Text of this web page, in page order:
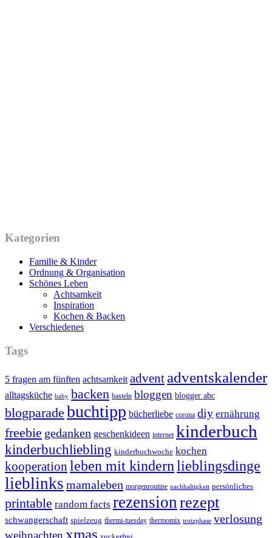
Kategorien
Familie & Kinder
Ordnung & Organisation
Schönes Leben
Achtsamkeit
Inspiration
Kochen & Backen
Verschiedenes
Tags
5 fragen am fünften achtsamkeit advent adventskalender
alltagsküche baby backen basteln bloggen blogger abc
blogparade buchtipp bücherliebe corona diy ernährung
freebie gedanken geschenkideen internet kinderbuch
kinderbuchliebling kinderbuchwoche kochen
kooperation leben mit kindernlieblingsdinge
lieblinks mamaleben morgenroutine nachhaltigkeit persönliches
printable random facts rezensionrezept
schwangerschaft spielzeug thermi-tuesday thermomix trotzphase verlosung
xmas